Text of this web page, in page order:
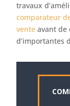
travaux
comparateur
vente avant de
d’importantes